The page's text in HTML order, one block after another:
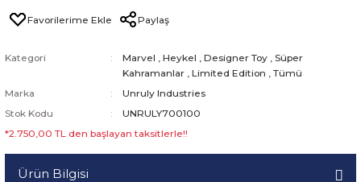
Paylaş
Kategori Marvel , Heykel , Designer Toy , Süper
Kahramanlar , Limited Edition , Tümü
Marka
Unruly Industries
Stok Kodu
UNRULY700100
*2.750,00 TL den başlayan taksitlerle!!
Ürün Bilgisi